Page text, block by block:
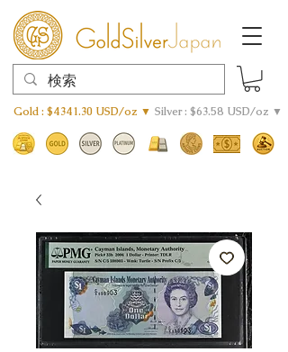
Gold : $4341.30 USD/oz ▼ Silver : $63.58 USD/oz ▼